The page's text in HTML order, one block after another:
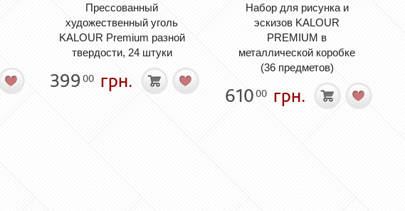
Прессованный
художественный уголь
KALOUR Premium разной
твердости, 24 штуки
399 00 грн.
Набор для рисунка и
эскизов KALOUR
PREMIUM в
металлической коробке
(36 предметов)
61000 грн.